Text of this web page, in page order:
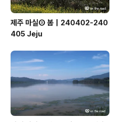
제주 마실③ 봄｜240402-240
405 Jeju